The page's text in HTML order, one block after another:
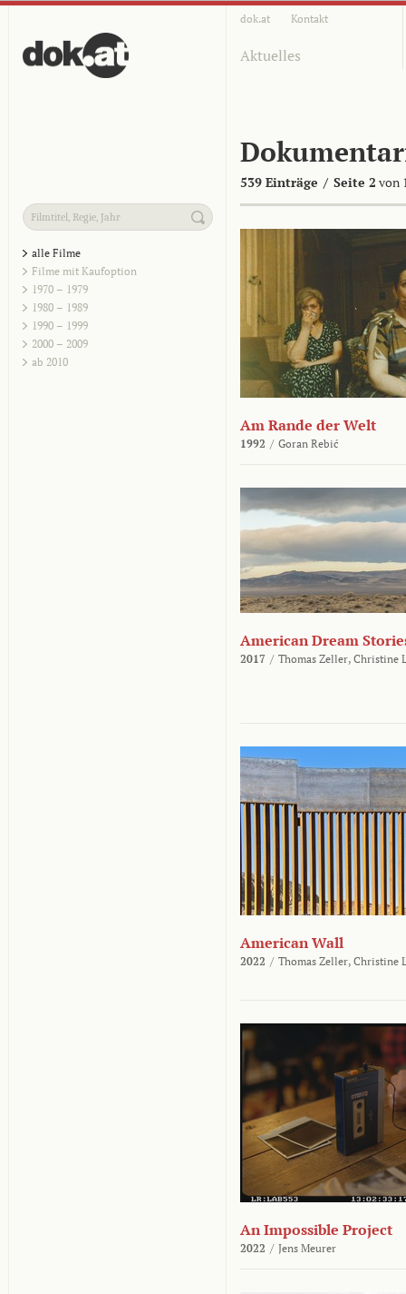
dok.at Kontakt
Aktuelles
539 Einträge / Seite 2 von
alle Filme
Filme mit Kaufoption
1970 – 1979
1980 – 1989
1990 – 1999
2000 – 2009
ab 2010
Am Rande der Welt
1992 / Goran Rebić
American Dream
2017 / Thomas Zeller, Christine
American Wall
2022 / Thomas Zeller, Christine
An Impossible Project
2022 / Jens Meurer